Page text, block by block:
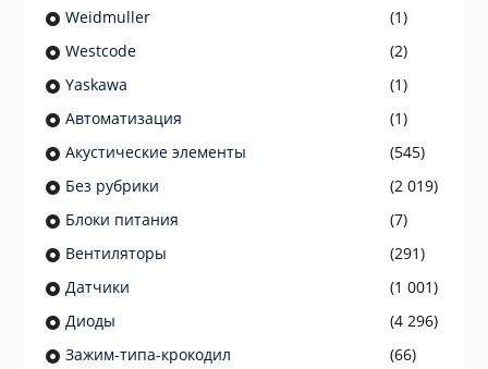
Weidmuller
(1)
Westcode
(2)
Yaskawa
(1)
Автоматизация
(1)
Акустические элементы
(545)
Без рубрики
(2 019)
Блоки питания
(7)
Вентиляторы
(291)
Датчики
(1 001)
Диоды
(4 296)
Зажим-типа-крокодил
(66)